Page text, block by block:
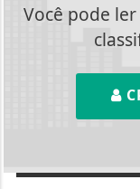
Você pode